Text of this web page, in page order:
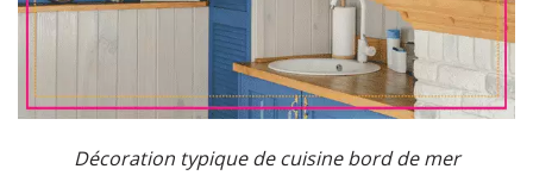
Décoration typique de cuisine bord de mer